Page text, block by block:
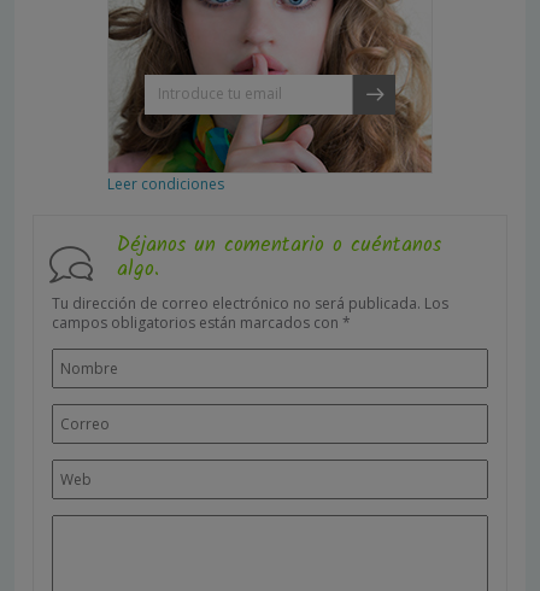
Leer condiciones
Déjanos un comentario o cuéntanos
algo.
Tu dirección de correo electrónico no será publicada. Los
campos obligatorios están marcados con *